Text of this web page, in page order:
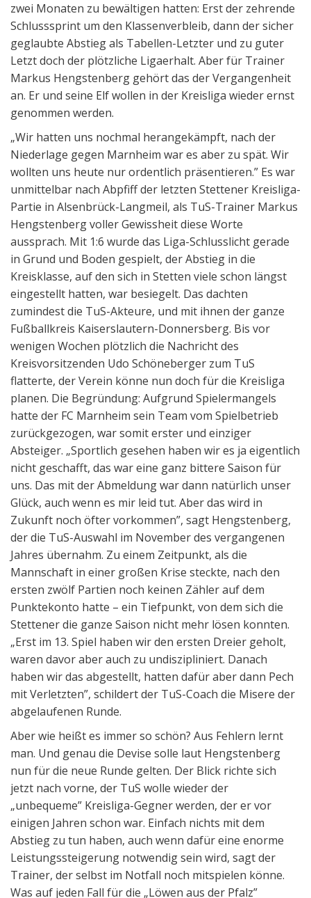
zwei Monaten zu bewältigen hatten: Erst der zehrende
Schlusssprint um den Klassenverbleib, dann der sicher
geglaubte Abstieg als Tabellen-Letzter und zu guter
Letzt doch der plötzliche Ligaerhalt. Aber für Trainer
Markus Hengstenberg gehört das der Vergangenheit
an. Er und seine Elf wollen in der Kreisliga wieder ernst
genommen werden.
„Wir hatten uns nochmal herangekämpft, nach der
Niederlage gegen Marnheim war es aber zu spät. Wir
wollten uns heute nur ordentlich präsentieren.” Es war
unmittelbar nach Abpfiff der letzten Stettener Kreisliga-
Partie in Alsenbrück-Langmeil, als TuS-Trainer Markus
Hengstenberg voller Gewissheit diese Worte
aussprach. Mit 1:6 wurde das Liga-Schlusslicht gerade
in Grund und Boden gespielt, der Abstieg in die
Kreisklasse, auf den sich in Stetten viele schon längst
eingestellt hatten, war besiegelt. Das dachten
zumindest die TuS-Akteure, und mit ihnen der ganze
Fußballkreis Kaiserslautern-Donnersberg. Bis vor
wenigen Wochen plötzlich die Nachricht des
Kreisvorsitzenden Udo Schöneberger zum TuS
flatterte, der Verein könne nun doch für die Kreisliga
planen. Die Begründung: Aufgrund Spielermangels
hatte der FC Marnheim sein Team vom Spielbetrieb
zurückgezogen, war somit erster und einziger
Absteiger. „Sportlich gesehen haben wir es ja eigentlich
nicht geschafft, das war eine ganz bittere Saison für
uns. Das mit der Abmeldung war dann natürlich unser
Glück, auch wenn es mir leid tut. Aber das wird in
Zukunft noch öfter vorkommen”, sagt Hengstenberg,
der die TuS-Auswahl im November des vergangenen
Jahres übernahm. Zu einem Zeitpunkt, als die
Mannschaft in einer großen Krise steckte, nach den
ersten zwölf Partien noch keinen Zähler auf dem
Punktekonto hatte – ein Tiefpunkt, von dem sich die
Stettener die ganze Saison nicht mehr lösen konnten.
„Erst im 13. Spiel haben wir den ersten Dreier geholt,
waren davor aber auch zu undiszipliniert. Danach
haben wir das abgestellt, hatten dafür aber dann Pech
mit Verletzten”, schildert der TuS-Coach die Misere der
abgelaufenen Runde.
Aber wie heißt es immer so schön? Aus Fehlern lernt
man. Und genau die Devise solle laut Hengstenberg
nun für die neue Runde gelten. Der Blick richte sich
jetzt nach vorne, der TuS wolle wieder der
„unbequeme” Kreisliga-Gegner werden, der er vor
einigen Jahren schon war. Einfach nichts mit dem
Abstieg zu tun haben, auch wenn dafür eine enorme
Leistungssteigerung notwendig sein wird, sagt der
Trainer, der selbst im Notfall noch mitspielen könne.
Was auf jeden Fall für die „Löwen aus der Pfalz”